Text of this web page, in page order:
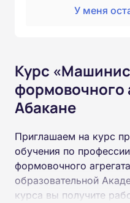
У меня
Курс
формовочного
Абакане
Приглашаем на курс
обучения по
формовочного
образовательной
курса вы получите